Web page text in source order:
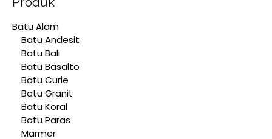
Batu Alam
Batu Andesit
Batu Bali
Batu Basalto
Batu Curie
Batu Granit
Batu Koral
Batu Paras
Marmer